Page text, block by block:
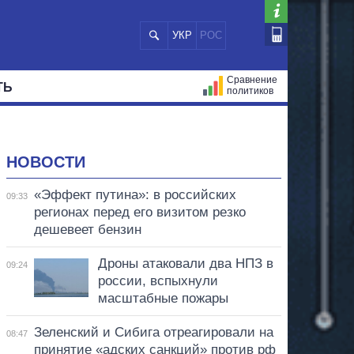
УКР РОС
Сравнение
политиков
НОВОСТИ
09:33
«Эффект путина»: в российских
регионах перед его визитом резко
дешевеет бензин
09:24
Дроны атаковали два НПЗ в
россии, вспыхнули
масштабные пожары
08:47
Зеленский и Сибига отреагировали на
принятие «адских санкций» против рф